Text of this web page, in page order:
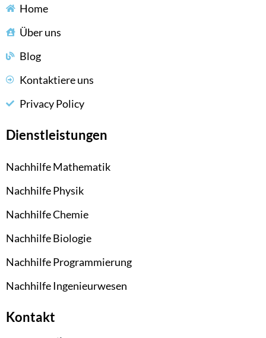
Home
Über uns
Blog
Kontaktiere uns
Privacy Policy
Dienstleistungen
Nachhilfe Mathematik
Nachhilfe Physik
Nachhilfe Chemie
Nachhilfe Biologie
Nachhilfe Programmierung
Nachhilfe Ingenieurwesen
Kontakt